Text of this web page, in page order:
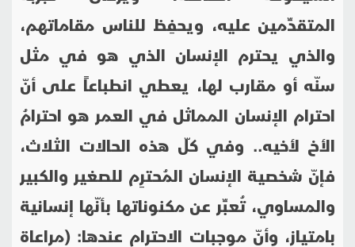
المتقدِّمين عليه، ويحفِظ للناس مقاماتهم،
والذي يحترم الإنسان الذي هو في مثل
سنّه أو مقارب لها، يعطي انطباعاً على أنّ
احترام الإنسان المماثل في العمر هو احترامُ
الأخ لأخيه.. وفي كلّ هذه الحالات الثلاث،
فإنّ شخصية الإنسان المُحترِم للصغير والكبير
والمساوي، تُعبِّر عن مكنوناتها بأنّها إنسانية
بامتياز، وأنّ موجبات الاحترام عندها: (مراعاة